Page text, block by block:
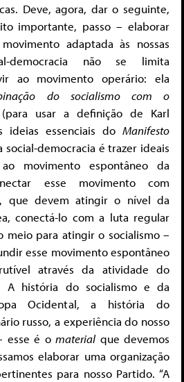
Deve, agora, dar o seguinte,
importante, passo – elaborar
adaptada às nossas
democracia não se limita
ao movimento operário: ela
do socialismo com o
usar a definição de Karl
ideias essenciais do Manifesto
social-democracia é trazer ideais
movimento espontâneo da
esse movimento com
que devem atingir o nível da
conectá-lo com a luta regular
meio para atingir o socialismo –
esse movimento espontâneo
através da atividade do
A história do socialismo e da
Ocidental, a história do
russo, a experiência do nosso
esse é o materialque devemos
elaborar uma organização
para nosso Partido. “A